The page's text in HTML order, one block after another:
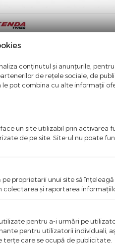
Autentifica-te pentru a
+ vezi mai multe
conținutul și anunțurile,
de rețele sociale, de
pot combina cu alte informații
un site utilizabil prin activarea
de pe site. Site-ul nu poate
proprietarii unui site să
şi raportarea
pentru a-i urmări pe
pentru utilizatorii individuali,
care se ocupă de publicitate.